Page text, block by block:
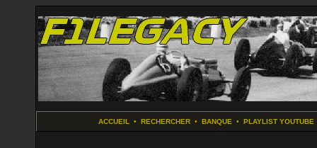
ACCUEIL • RECHERCHER• BANQUE • PLAYLIST YOUTUBE